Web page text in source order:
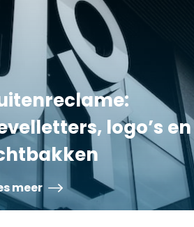
logo’s en
meer